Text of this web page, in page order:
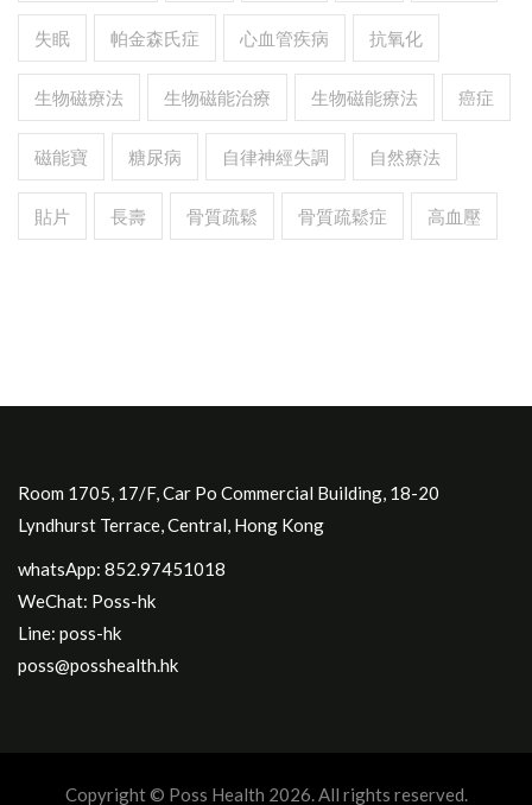
失眠 帕金森氏症 心血管疾病 抗氧化
生物磁療法 生物磁能治療 生物磁能療法 癌症
磁能寶 糖尿病 自律神經失調 自然療法
貼片 長壽 骨質疏鬆 骨質疏鬆症 高血壓
Room 1705, 17/F, Car Po Commercial Building, 18-20
Lyndhurst Terrace, Central, Hong Kong
whatsApp: 852.97451018
WeChat: Poss-hk
Line: poss-hk
poss@posshealth.hk
Copyright © Poss Health 2026. All rights reserved.